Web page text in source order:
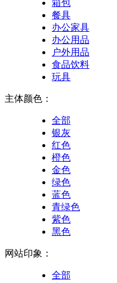
箱包
餐具
办公家具
办公用品
户外用品
食品饮料
玩具
主体颜色：
全部
银灰
红色
橙色
金色
绿色
蓝色
青绿色
紫色
黑色
网站印象：
全部